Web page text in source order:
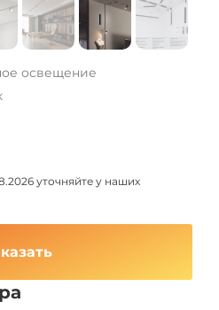
освещение
уточняйте у наших